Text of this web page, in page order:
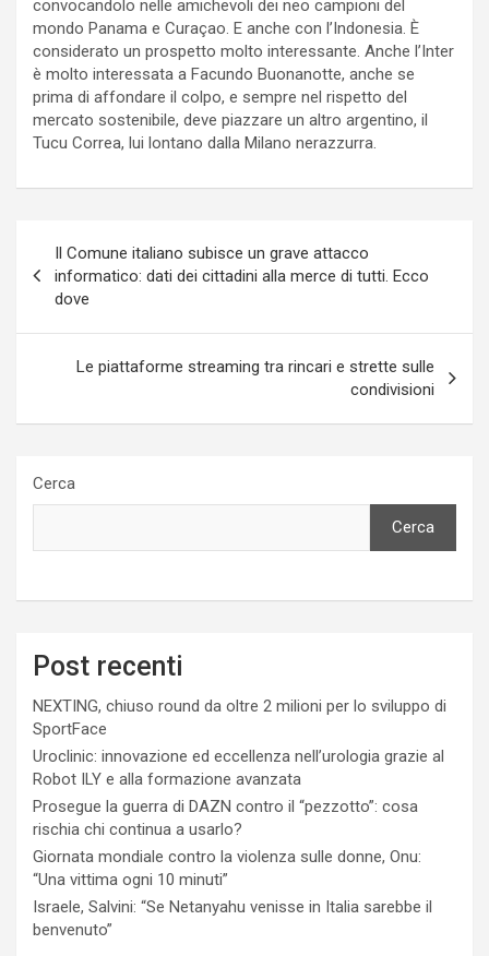
convocandolo nelle amichevoli dei neo campioni del
mondo Panama e Curaçao. E anche con l’Indonesia. È
considerato un prospetto molto interessante. Anche l’Inter
è molto interessata a Facundo Buonanotte, anche se
prima di affondare il colpo, e sempre nel rispetto del
mercato sostenibile, deve piazzare un altro argentino, il
Tucu Correa, lui lontano dalla Milano nerazzurra.
articoli
Il Comune italiano subisce un grave attacco
informatico: dati dei cittadini alla merce di tutti. Ecco
dove
Le piattaforme streaming tra rincari e strette sulle
condivisioni
Cerca
Cerca
Post recenti
NEXTING, chiuso round da oltre 2 milioni per lo sviluppo di
SportFace
Uroclinic: innovazione ed eccellenza nell’urologia grazie al
Robot ILY e alla formazione avanzata
Prosegue la guerra di DAZN contro il “pezzotto”: cosa
rischia chi continua a usarlo?
Giornata mondiale contro la violenza sulle donne, Onu:
“Una vittima ogni 10 minuti”
Israele, Salvini: “Se Netanyahu venisse in Italia sarebbe il
benvenuto”